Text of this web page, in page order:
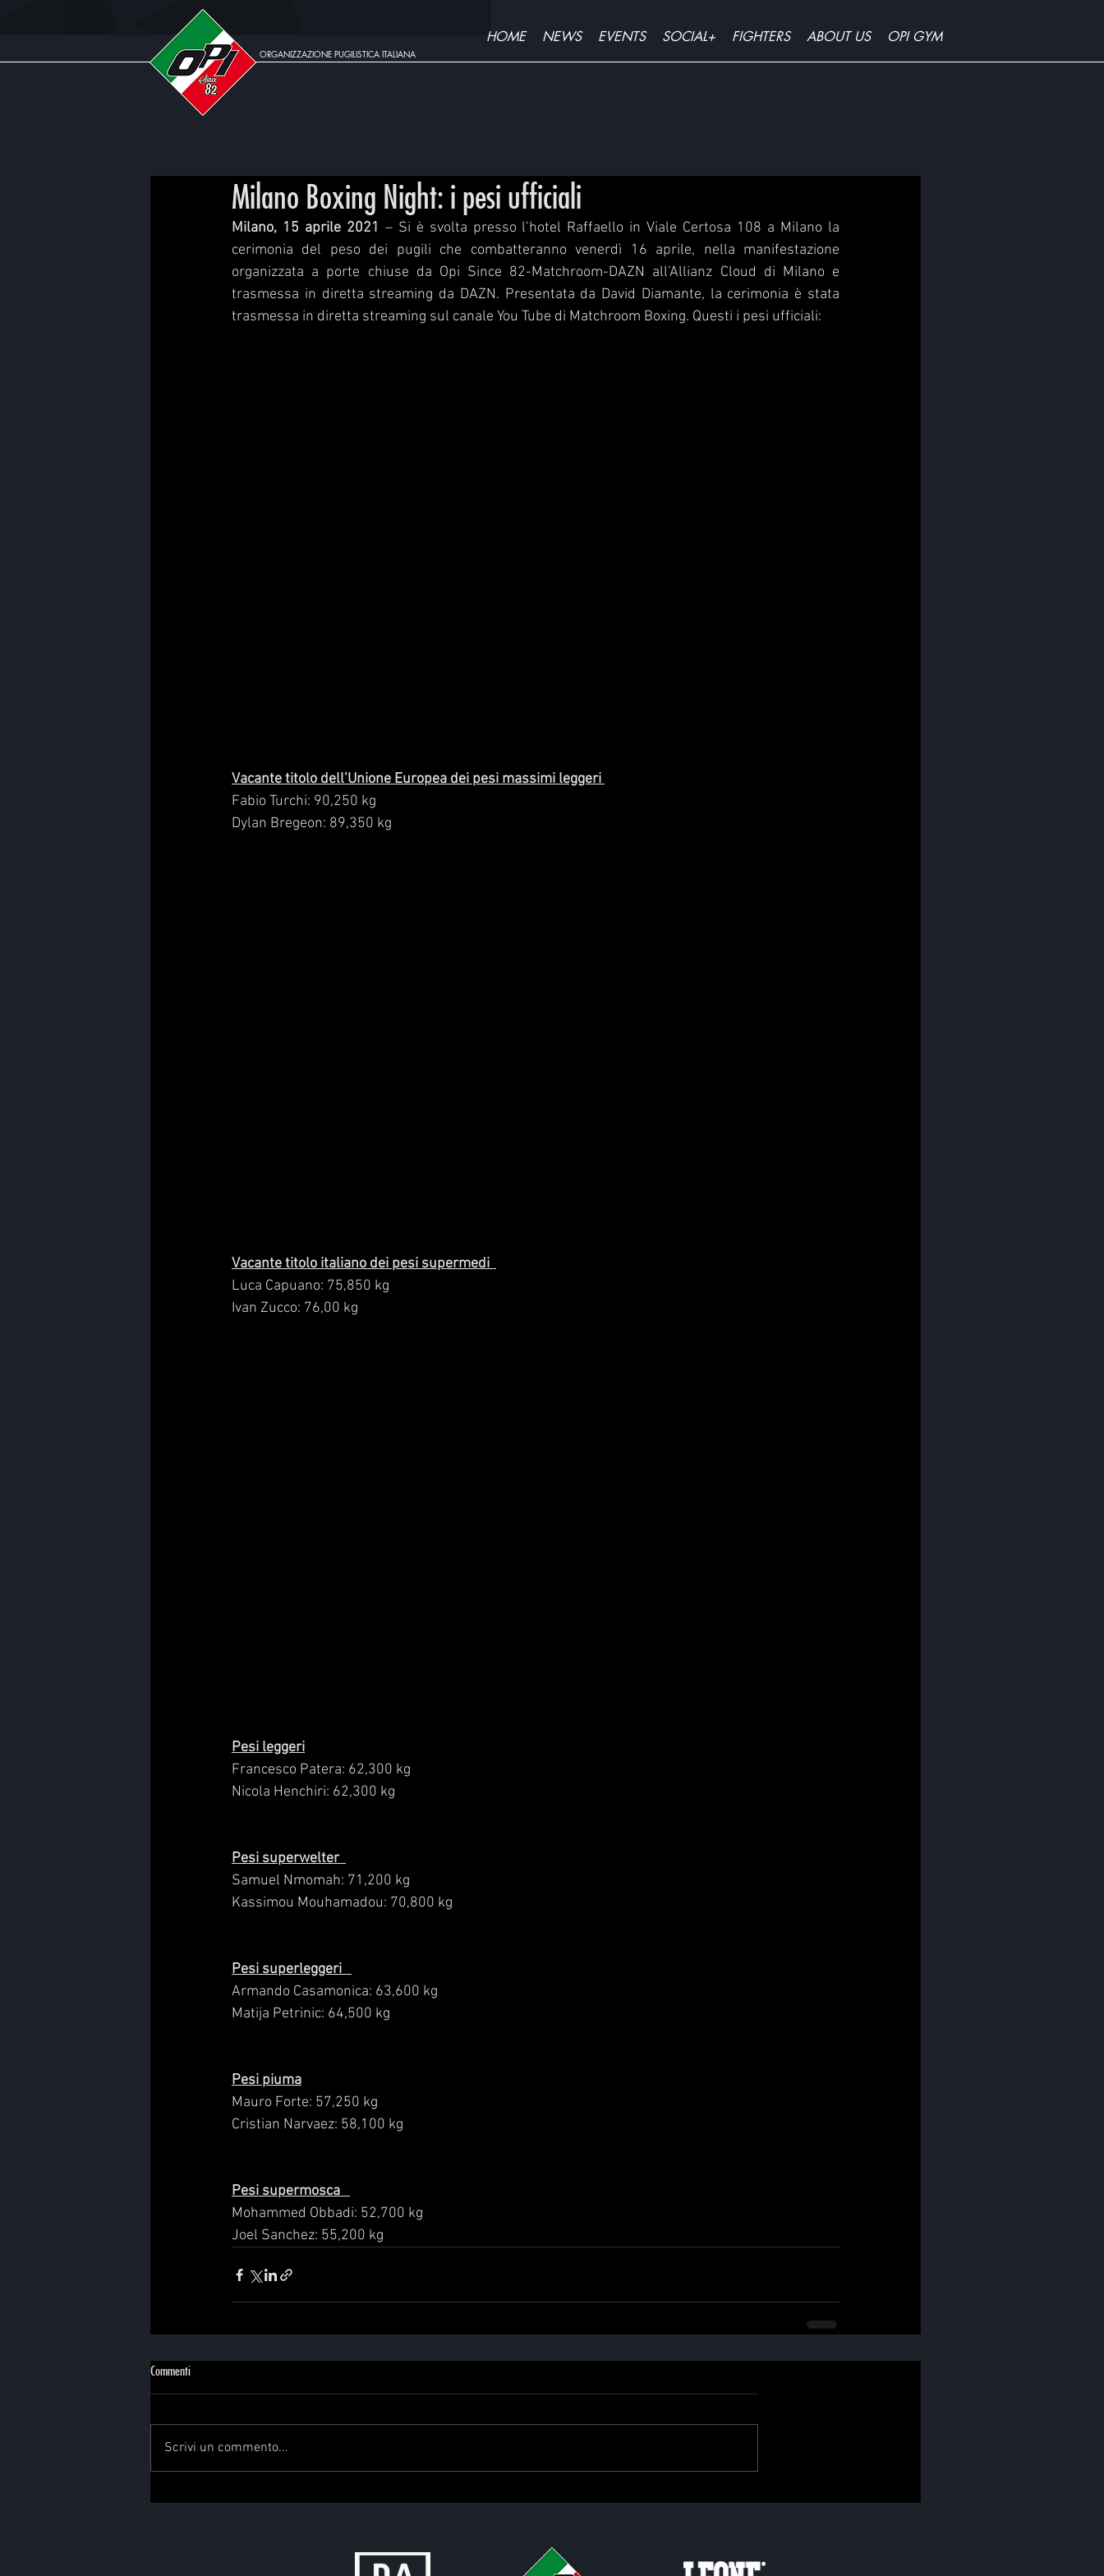
HOME NEWS EVENTS SOCIAL+ FIGHTERS ABOUT US OPI GYM
ORGANIZZAZIONE PUGILISTICA ITALIANA
Milano Boxing Night: i pesi ufficiali
Milano, 15 aprile 2021 – Si è svolta presso l’hotel Raffaello in Viale Certosa 108 a Milano la
cerimonia del peso dei pugili che combatteranno venerdì 16 aprile, nella manifestazione
organizzata a porte chiuse da Opi Since 82-Matchroom-DAZN all’Allianz Cloud di Milano e
trasmessa in diretta streaming da DAZN. Presentata da David Diamante, la cerimonia è stata
trasmessa in diretta streaming sul canale You Tube di Matchroom Boxing. Questi i pesi ufficiali:
Vacante titolo dell’Unione Europea dei pesi massimi leggeri
Fabio Turchi: 90,250 kg
Dylan Bregeon: 89,350 kg
Vacante titolo italiano dei pesi supermedi
Luca Capuano: 75,850 kg
Ivan Zucco: 76,00 kg
Pesi leggeri
Francesco Patera: 62,300 kg
Nicola Henchiri: 62,300 kg
Pesi superwelter
Samuel Nmomah: 71,200 kg
Kassimou Mouhamadou: 70,800 kg
Pesi superleggeri
Armando Casamonica: 63,600 kg
Matija Petrinic: 64,500 kg
Pesi piuma
Mauro Forte: 57,250 kg
Cristian Narvaez: 58,100 kg
Pesi supermosca
Mohammed Obbadi: 52,700 kg
Joel Sanchez: 55,200 kg
Commenti
Scrivi un commento...